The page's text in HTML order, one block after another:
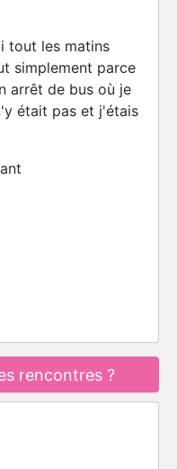
tout les matins
simplement parce
arrêt de bus où je
était pas et j'étais
rencontres ?